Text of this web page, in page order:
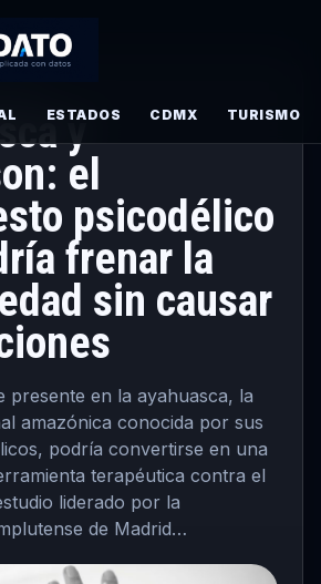
ESTADOS CDMX TURISMO
y
el
psicodélico
frenar la
sin causar
presente en la ayahuasca, la
amazónica conocida por sus
podría convertirse en una
terapéutica contra el
liderado por la
de Madrid…